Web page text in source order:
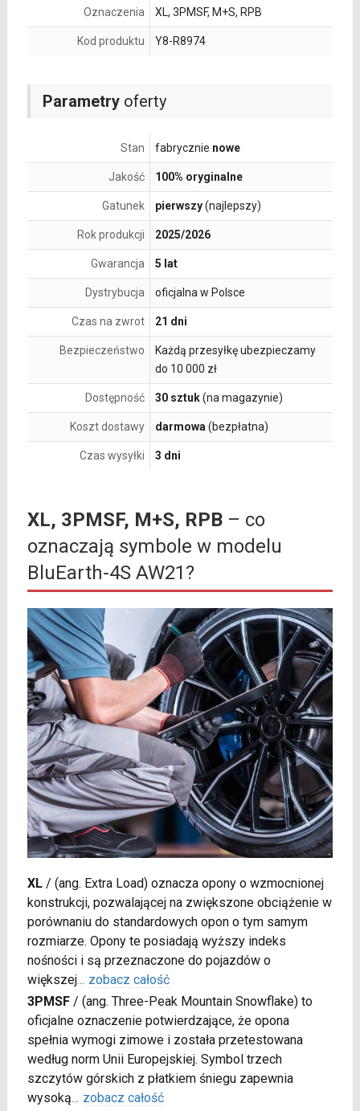
Parametryoferty
Stan fabrycznie nowe
Jakość 100% oryginalne
Gatunek pierwszy(najlepszy)
Rok produkcji 2025/2026
Gwarancja 5 lat
Dystrybucja oficjalna w Polsce
Czas na zwrot 21 dni
Bezpieczeństwo
Każdą przesyłkę ubezpieczamy
do 10 000 zł
Dostępność 30 sztuk(na magazynie)
Koszt dostawy darmowa (bezpłatna)
Czas wysyłki 3 dni
Oznaczenia XL, 3PMSF, M+S, RPB
Kod produktu Y8-R8974
XL, 3PMSF, M+S, RPB– co
oznaczają symbole w modelu
BluEarth-4S AW21?
XL/ (ang. Extra Load) oznacza opony o wzmocnionej
konstrukcji, pozwalającej na zwiększone obciążenie w
porównaniu do standardowych opon o tym samym
rozmiarze. Opony te posiadają wyższy indeks
nośności i są przeznaczone do pojazdów o
większej... zobacz całość
3PMSF/ (ang. Three-Peak Mountain Snowflake) to
oficjalne oznaczenie potwierdzające, że opona
spełnia wymogi zimowe i została przetestowana
według norm Unii Europejskiej. Symbol trzech
szczytów górskich z płatkiem śniegu zapewnia
wysoką... zobacz całość